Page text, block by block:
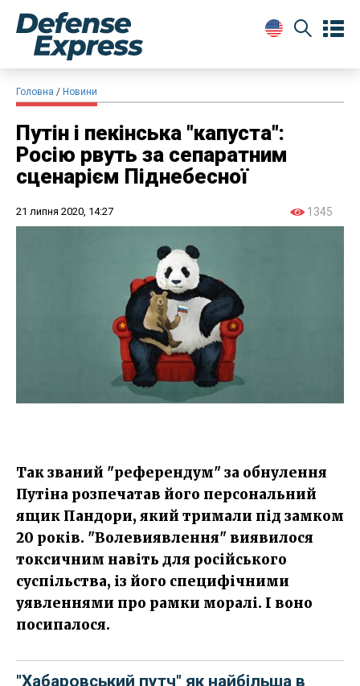
Головна Новини
Путін і пекінська "капуста":
Росію рвуть за сепаратним
сценарієм Піднебесної
21 липня 2020, 14:27 1345
Так званий "референдум" за обнулення
Путіна розпечатав його персональний
ящик Пандори, який тримали під замком
20 років. "Волевиявлення" виявилося
токсичним навіть для російського
суспільства, із його специфічними
уявленнями про рамки моралі. І воно
посипалося.
"Хабаровський путч" як найбільша в